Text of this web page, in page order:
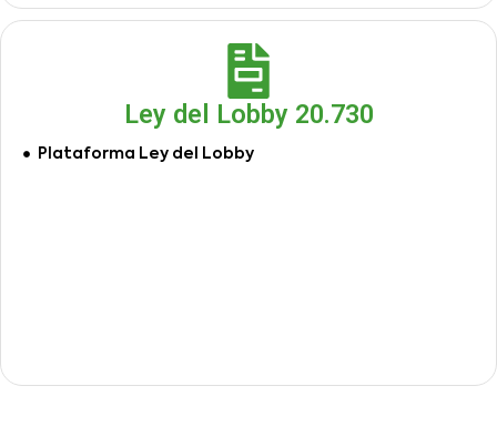
Ley del Lobby 20.730
Plataforma Ley del Lobby